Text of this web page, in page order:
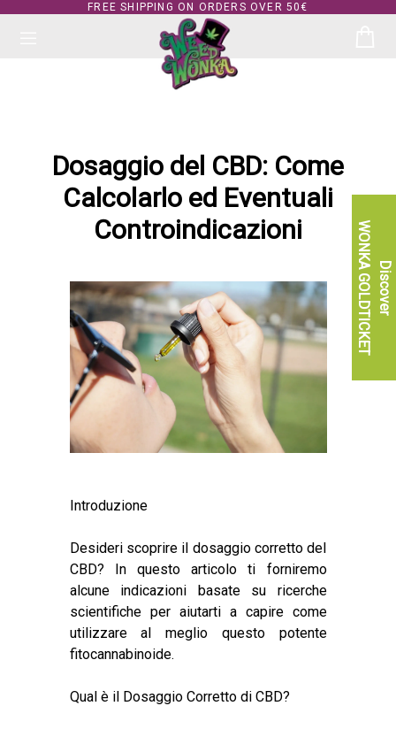
FREE SHIPPING ON ORDERS OVER 50€
Discover
WONKA GOLDTICKET
Dosaggio del CBD: Come
Calcolarlo ed Eventuali
Controindicazioni
Introduzione
Desideri scoprire il dosaggio corretto del
CBD? In questo articolo ti forniremo
alcune indicazioni basate su ricerche
scientifiche per aiutarti a capire come
utilizzare al meglio questo potente
fitocannabinoide.
Qual è il Dosaggio Corretto di CBD?